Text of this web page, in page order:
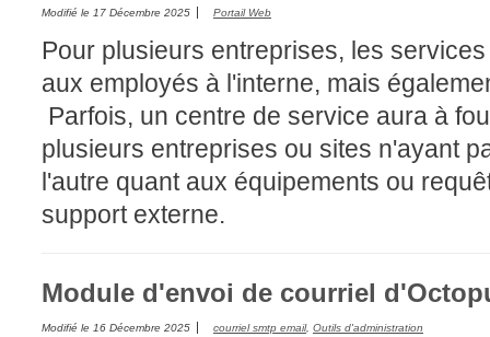
Modifié le 17 Décembre 2025 Portail Web
Pour plusieurs entreprises, les
aux employés à l'interne, mais
Parfois, un centre de service aura à
plusieurs entreprises ou sites n'ayant
l'autre quant aux équipements ou
support externe.
Module d'envoi de courriel
Modifié le 16 Décembre 2025 courriel smtp email, Outils d'administration